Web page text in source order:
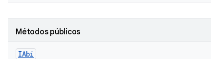
Métodos públicos
IAbi